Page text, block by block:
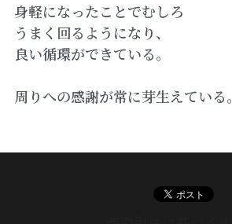
身軽になったことでむしろ
うまく回るようになり、
良い循環ができている。
周りへの感謝が常に芽生えている。